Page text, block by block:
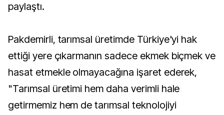
paylaştı.
Pakdemirli, tarımsal üretimde Türkiye'yi hak
ettiği yere çıkarmanın sadece ekmek biçmek ve
hasat etmekle olmayacağına işaret ederek,
"Tarımsal üretimi hem daha verimli hale
getirmemiz hem de tarımsal teknolojiyi